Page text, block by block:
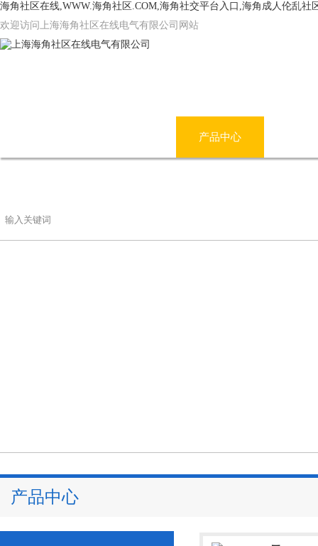
海角社区在线,WWW.海角社区.COM,海角社交平台入口,海角成人伦乱社
欢迎访问上海海角社区在线电气有限公司网站
产品中心
产品中心